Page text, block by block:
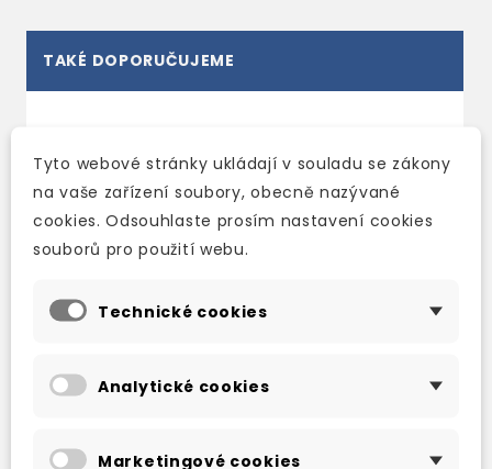
TAKÉ DOPORUČUJEME
Tyto webové stránky ukládají v souladu se zákony
na vaše zařízení soubory, obecně nazývané
cookies. Odsouhlaste prosím nastavení cookies
souborů pro použití webu.
Technické cookies
Analytické cookies
Marketingové cookies